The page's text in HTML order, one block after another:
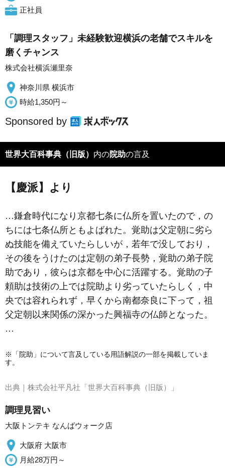
正社員
「調理スタッフ」未経験歓迎横浜の老舗でスキルを
磨くチャンス
株式会社横浜瀬里奈
神奈川県 横浜市
時給1,350円～
Sponsored by
世界大百科事典（旧版） 内の院助の言及
【慶派】より
…鎌倉時代になり京都七条に仏所を置いたので，の
ちには七条仏所ともよばれた。覚助は父定朝に劣ら
ぬ技能を備えていたらしいが，若年で没しており，
その後をうけたのは定朝の弟子長勢，覚助の弟子院
助であり，彼らは京都を中心に活躍する。覚助の子
頼助は技術の上では院助より劣っていたらしく，中
央では容れられず，早くから南都奈良に下って，祖
父定朝以来関係の深かった興福寺の仏師となった。
…
※「院助」について言及している用語解説の一部を掲載していま
す。
出典｜ 株式会社平凡社「世界大百科事典（旧版）」
調理見習い
大阪トンテキ なんばウォーク店
大阪府 大阪市
月給28万円～